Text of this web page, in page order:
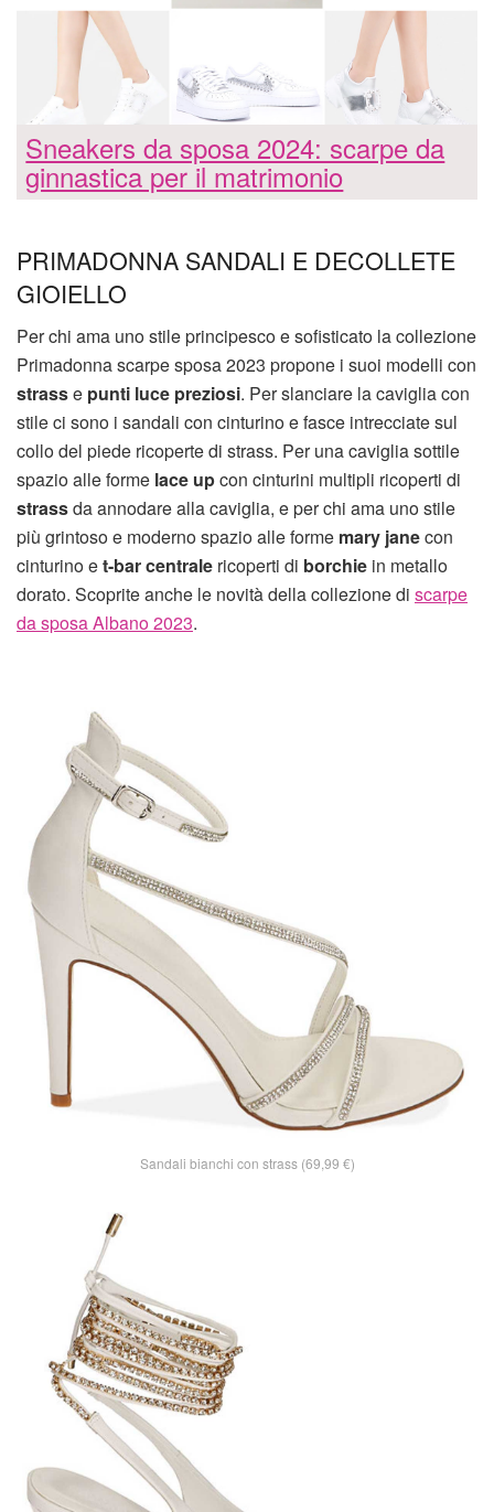
Sneakers da sposa 2024: scarpe da
ginnastica per il matrimonio
PRIMADONNA SANDALI E DECOLLETE
GIOIELLO
Per chi ama uno stile principesco e sofisticato la collezione
Primadonna scarpe sposa 2023 propone i suoi modelli con
strasse punti luce preziosi. Per slanciare la caviglia con
stile ci sono i sandali con cinturino e fasce intrecciate sul
collo del piede ricoperte di strass. Per una caviglia sottile
spazio alle forme lace upcon cinturini multipli ricoperti di
strassda annodare alla caviglia, e per chi ama uno stile
più grintoso e moderno spazio alle forme mary janecon
cinturino et-bar centrale ricoperti di borchie in metallo
dorato. Scoprite anche le novità della collezione di scarpe
da sposa Albano 2023.
Sandali bianchi con strass (69,99 €)